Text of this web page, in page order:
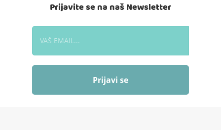
Prijavite se na naš Newsletter
Prijavi se